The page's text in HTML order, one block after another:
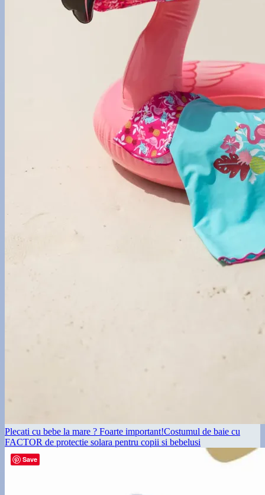
Plecati cu bebe la mare ? Foarte important!Costumul de baie cu
FACTOR de protectie solara pentru copii si bebelusi
Save